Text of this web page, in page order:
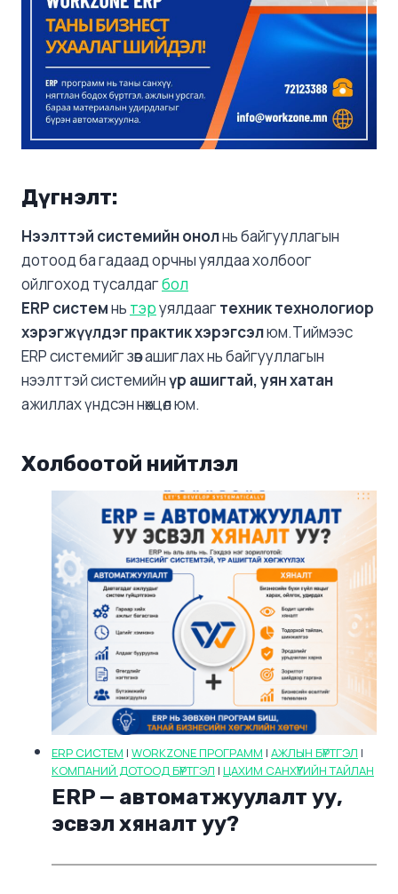
Дүгнэлт:
Нээлттэй системийн онолнь байгууллагын
дотоод ба гадаад орчны уялдаа холбоог
ойлгоход тусалдагбол
ERP системнь тэруялдаагтехник технологиор
хэрэгжүүлдэг практик хэрэгсэлюм.Тиймээс
ERP системийг зөв ашиглах нь байгууллагын
нээлттэй системийнүр ашигтай, уян хатан
ажиллах үндсэн нөхцөл юм.
Холбоотой нийтлэл
ERP СИСТЕМ | WORKZONE ПРОГРАММ | АЖЛЫН БҮРТГЭЛ |
КОМПАНИЙ ДОТООД БҮРТГЭЛ | ЦАХИМ САНХҮҮГИЙН ТАЙЛАН
ERP — автоматжуулалт уу,
эсвэл хяналт уу?